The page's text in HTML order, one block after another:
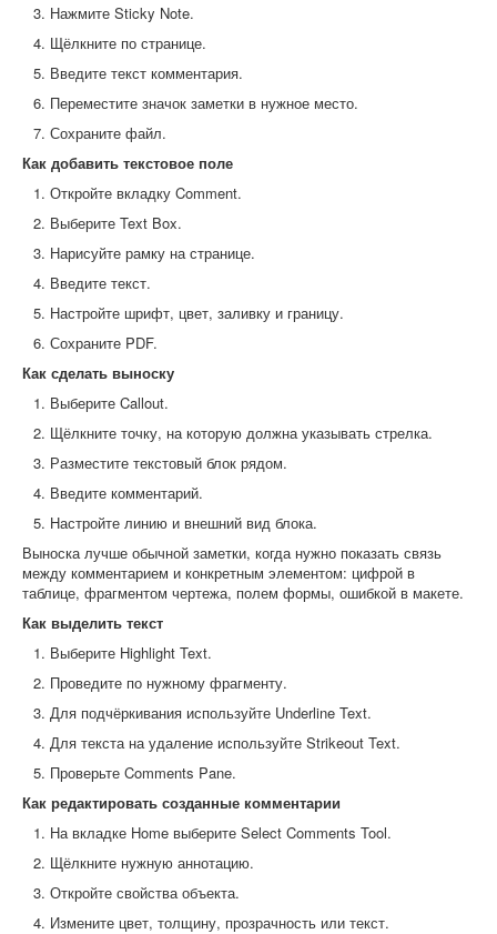
Нажмите Sticky Note.
Щёлкните по странице.
Введите текст комментария.
Переместите значок заметки в нужное место.
Сохраните файл.
Как добавить текстовое поле
Откройте вкладку Comment.
Выберите Text Box.
Нарисуйте рамку на странице.
Введите текст.
Настройте шрифт, цвет, заливку и границу.
Сохраните PDF.
Как сделать выноску
Выберите Callout.
Щёлкните точку, на которую должна указывать стрелка.
Разместите текстовый блок рядом.
Введите комментарий.
Настройте линию и внешний вид блока.
Выноска лучше обычной заметки, когда нужно показать связь
между комментарием и конкретным элементом: цифрой в
таблице, фрагментом чертежа, полем формы, ошибкой в макете.
Как выделить текст
Выберите Highlight Text.
Проведите по нужному фрагменту.
Для подчёркивания используйте Underline Text.
Для текста на удаление используйте Strikeout Text.
Проверьте Comments Pane.
Как редактировать созданные комментарии
На вкладке Home выберите Select Comments Tool.
Щёлкните нужную аннотацию.
Откройте свойства объекта.
Измените цвет, толщину, прозрачность или текст.